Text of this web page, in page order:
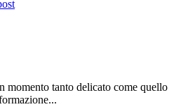
momento tanto delicato come quello